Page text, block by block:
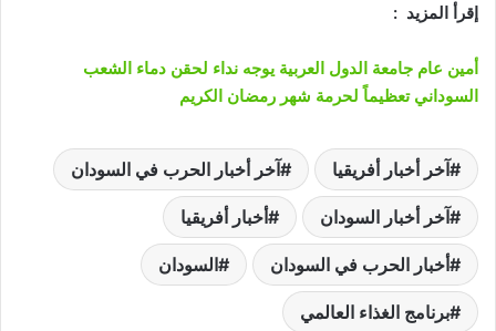
إقرأ المزيد :
أمين عام جامعة الدول العربية يوجه نداء لحقن دماء الشعب
السوداني تعظيماً لحرمة شهر رمضان الكريم
آخر أخبار أفريقيا آخر أخبار الحرب في السودان
آخر أخبار السودان أخبار أفريقيا
أخبار الحرب في السودان السودان
برنامج الغذاء العالمي